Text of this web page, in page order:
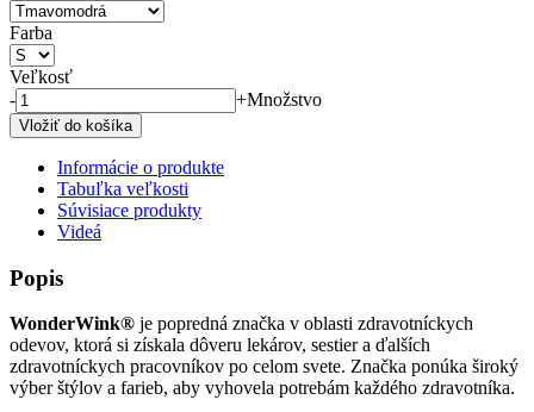
Farba
Veľkosť
-
+Množstvo
Informácie o produkte
Tabuľka veľkosti
Súvisiace produkty
Videá
Popis
WonderWink® je popredná značka v oblasti zdravotníckych
odevov, ktorá si získala dôveru lekárov, sestier a ďalších
zdravotníckych pracovníkov po celom svete. Značka ponúka široký
výber štýlov a farieb, aby vyhovela potrebám každého zdravotníka.